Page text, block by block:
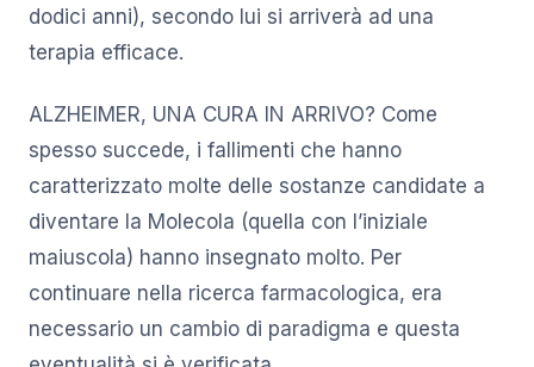
dodici anni), secondo lui si arriverà ad una
terapia efficace.
ALZHEIMER, UNA CURA IN ARRIVO? Come
spesso succede, i fallimenti che hanno
caratterizzato molte delle sostanze candidate a
diventare la Molecola (quella con l’iniziale
maiuscola) hanno insegnato molto. Per
continuare nella ricerca farmacologica, era
necessario un cambio di paradigma e questa